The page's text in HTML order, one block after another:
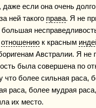
даже если она очень
ней такого права. Я не
большая
отношению к красным
Австралии. Я не
была совершена по
что более сильная раса,
раса, более мудрая
их место.